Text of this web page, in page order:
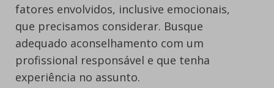
fatores envolvidos, inclusive emocionais,
que precisamos considerar. Busque
adequado aconselhamento com um
profissional responsável e que tenha
experiência no assunto.